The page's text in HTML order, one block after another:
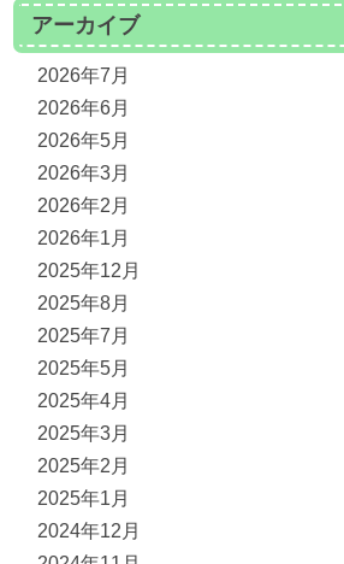
アーカイブ
2026年7月
2026年6月
2026年5月
2026年3月
2026年2月
2026年1月
2025年12月
2025年8月
2025年7月
2025年5月
2025年4月
2025年3月
2025年2月
2025年1月
2024年12月